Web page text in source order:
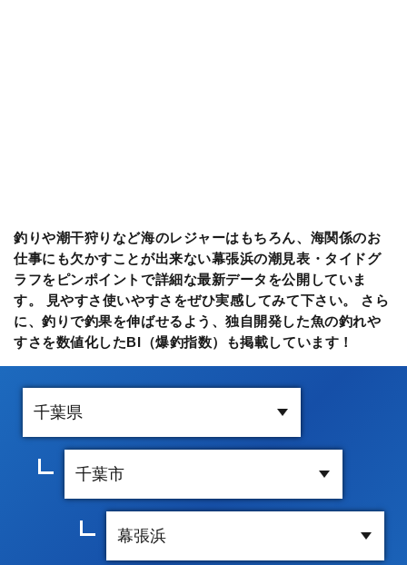
釣りや潮干狩りなど海のレジャーはもちろん、海関係のお
仕事にも欠かすことが出来ない幕張浜の潮見表・タイドグ
ラフをピンポイントで詳細な最新データを公開していま
す。 見やすさ使いやすさをぜひ実感してみて下さい。 さら
に、釣りで釣果を伸ばせるよう、独自開発した魚の釣れや
すさを数値化したBI（爆釣指数）も掲載しています！